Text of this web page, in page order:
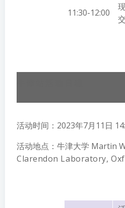
11:30-12:00
活动时间：2023年7月11日
活动地点：牛津大学 Martin
Clarendon Laboratory,